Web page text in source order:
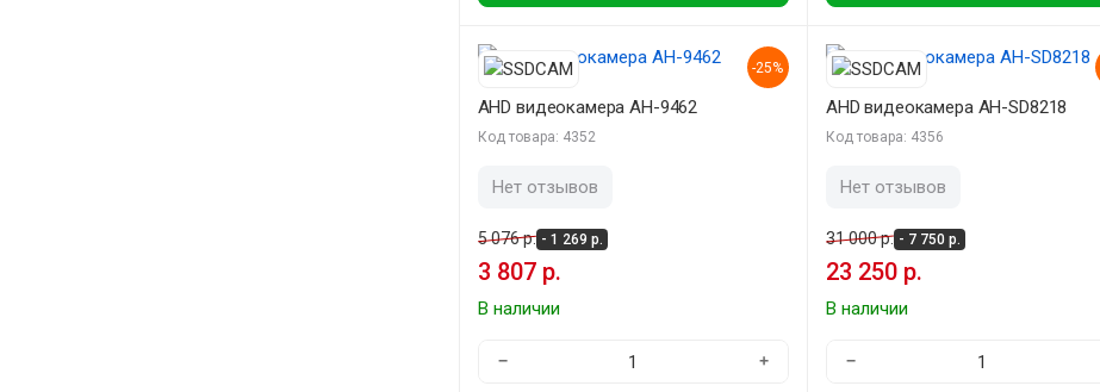
-25%
AHD видеокамера AH-9462
Код товара: 4352
Нет отзывов
5 076 р. - 1 269 р.
3 807 р.
В наличии
− +
AHD видеокамера AH-SD8218
Код товара: 4356
Нет отзывов
31 000 р. - 7 750 р.
23 250 р.
В наличии
−